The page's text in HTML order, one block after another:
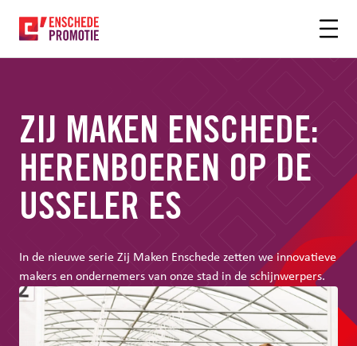
ZIJ MAKEN ENSCHEDE:
HERENBOEREN OP DE
USSELER ES
In de nieuwe serie Zij Maken Enschede zetten we innovatieve
makers en ondernemers van onze stad in de schijnwerpers.